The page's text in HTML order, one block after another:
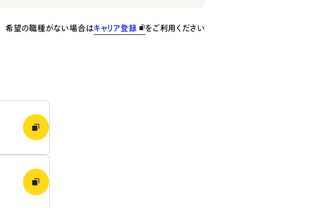
希望の職種がない場合はキャリア登録 をご利用ください